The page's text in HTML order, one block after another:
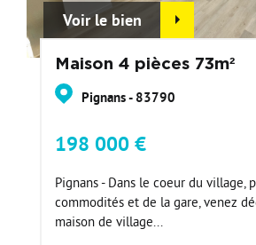
Voir le bien
Maison 4 pièces 73m²
Pignans - 83790
198 000 €
Pignans - Dans le coeur du village,
commodités et de la gare, venez
maison de village...